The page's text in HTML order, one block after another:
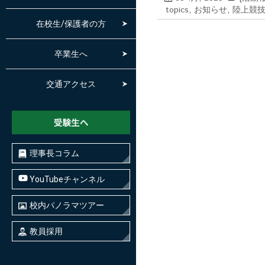
在校生/保護者の方
卒業生へ
交通アクセス
理事長コラム
YouTubeチャンネル
校内パノラマツアー
教員採用
topics, お知らせ, 陸上競